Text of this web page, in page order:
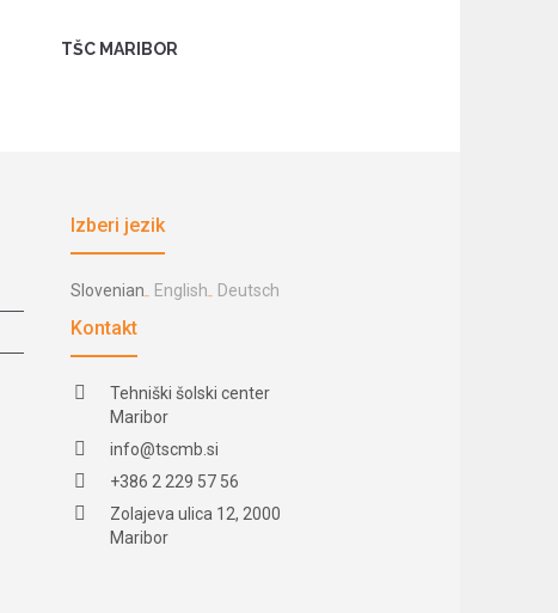
TŠC MARIBOR
Izberi jezik
Slovenian English Deutsch
Kontakt
Tehniški šolski center
Maribor
info@tscmb.si
+386 2 229 57 56
Zolajeva ulica 12, 2000
Maribor